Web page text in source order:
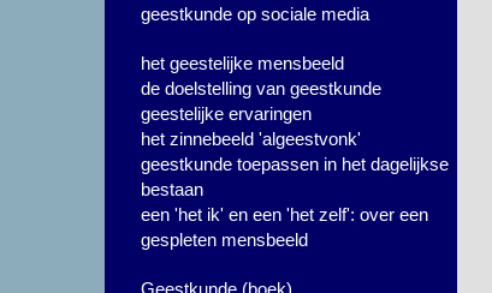
geestkunde op sociale media
het geestelijke mensbeeld
de doelstelling van geestkunde
geestelijke ervaringen
het zinnebeeld 'algeestvonk'
geestkunde toepassen in het dagelijkse
bestaan
een 'het ik' en een 'het zelf': over een
gespleten mensbeeld
Geestkunde (boek)